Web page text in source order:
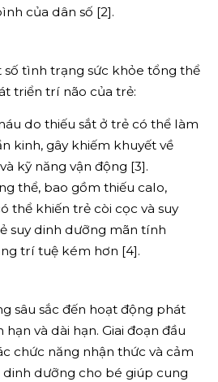
của dân số [2].
số tình trạng sức khỏe tổng thể
triển trí não của trẻ:
do thiếu sắt ở trẻ có thể làm
kinh, gây khiếm khuyết về
kỹ năng vận động [3].
thể, bao gồm thiếu calo,
thể khiến trẻ còi cọc và suy
suy dinh dưỡng mãn tính
trí tuệ kém hơn [4].
sâu sắc đến hoạt động phát
và dài hạn. Giai đoạn đầu
chức năng nhận thức và cảm
dinh dưỡng cho bé giúp cung